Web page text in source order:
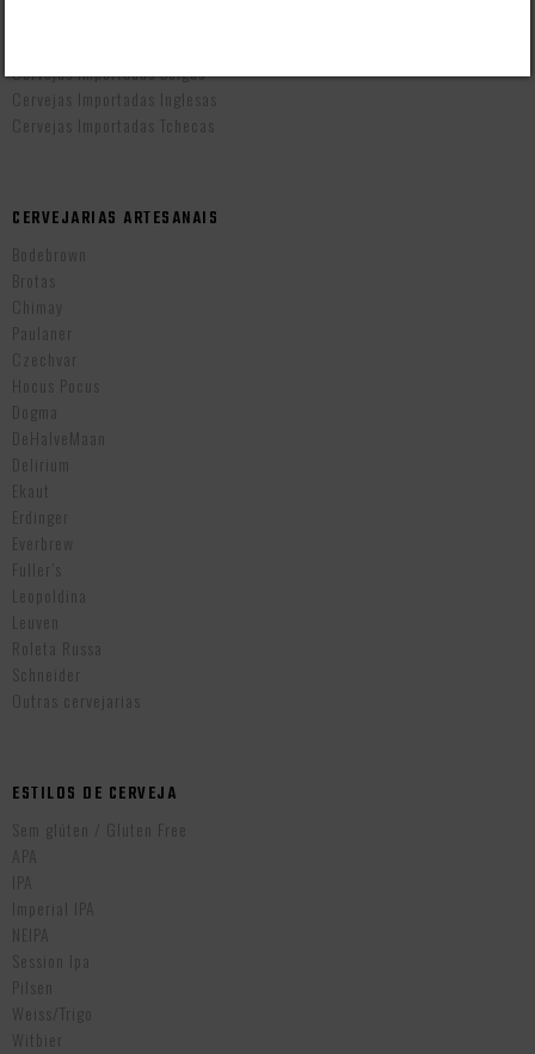
Cervejas Importadas Belgas
Cervejas Importadas Inglesas
Cervejas Importadas Tchecas
CERVEJARIAS ARTESANAIS
Bodebrown
Brotas
Chimay
Paulaner
Czechvar
Hocus Pocus
Dogma
DeHalveMaan
Delirium
Ekaut
Erdinger
Everbrew
Fuller’s
Leopoldina
Leuven
Roleta Russa
Schneider
Outras cervejarias
ESTILOS DE CERVEJA
Sem glúten / Gluten Free
APA
IPA
Imperial IPA
NEIPA
Session Ipa
Pilsen
Weiss/Trigo
Witbier